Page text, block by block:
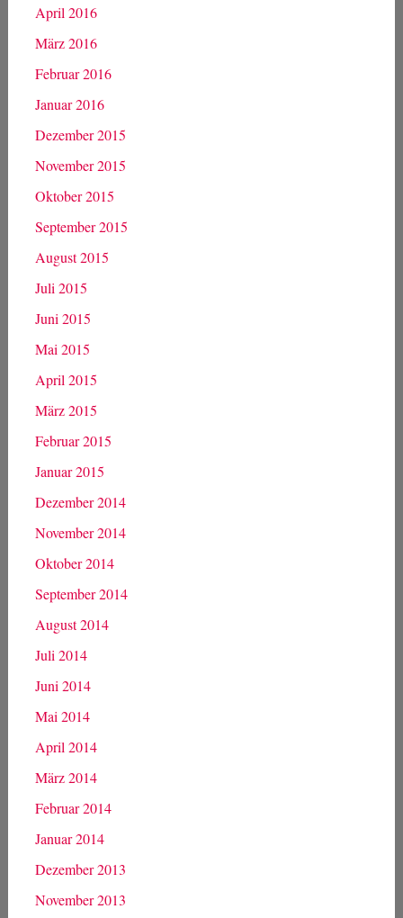
November 2016
Oktober 2016
September 2016
August 2016
Juli 2016
Juni 2016
Mai 2016
April 2016
März 2016
Februar 2016
Januar 2016
Dezember 2015
November 2015
Oktober 2015
September 2015
August 2015
Juli 2015
Juni 2015
Mai 2015
April 2015
März 2015
Februar 2015
Januar 2015
Dezember 2014
November 2014
Oktober 2014
September 2014
August 2014
Juli 2014
Juni 2014